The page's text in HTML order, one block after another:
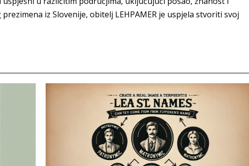
iz Slovenije, obitelj LEHPAMER je uspjela stvoriti svoj